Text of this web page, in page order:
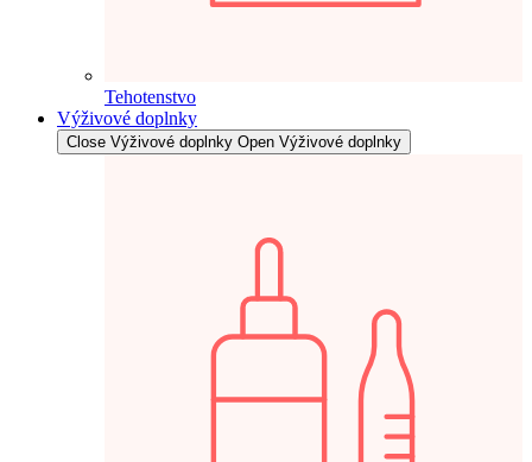
Tehotenstvo
Výživové doplnky
Close Výživové doplnky Open Výživové doplnky